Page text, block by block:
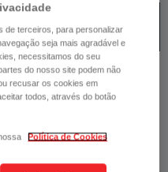
de terceiros, para personalizar
seja mais agradável e
necessitamos do seu
do nosso site podem não
recusar os cookies em
todos, através do botão
Política de Cookies